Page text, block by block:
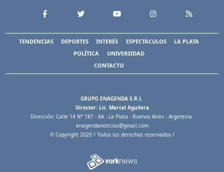
TENDENCIAS DEPORTES INTERÉS ESPECTÁCULOS
LA PLATA
POLÍTICA
UNIVERSIDAD
CONTACTO
GRUPO ENAGENDA S.R.L
Director: Lic. Marcel Aguilera
Dirección: Calle 14 N° 787 - 8A - La Plata - Buenos Aires - Argentina
enagendanoticias@gmail.com
© Copyright 2020 / Todos los derechos reservados /